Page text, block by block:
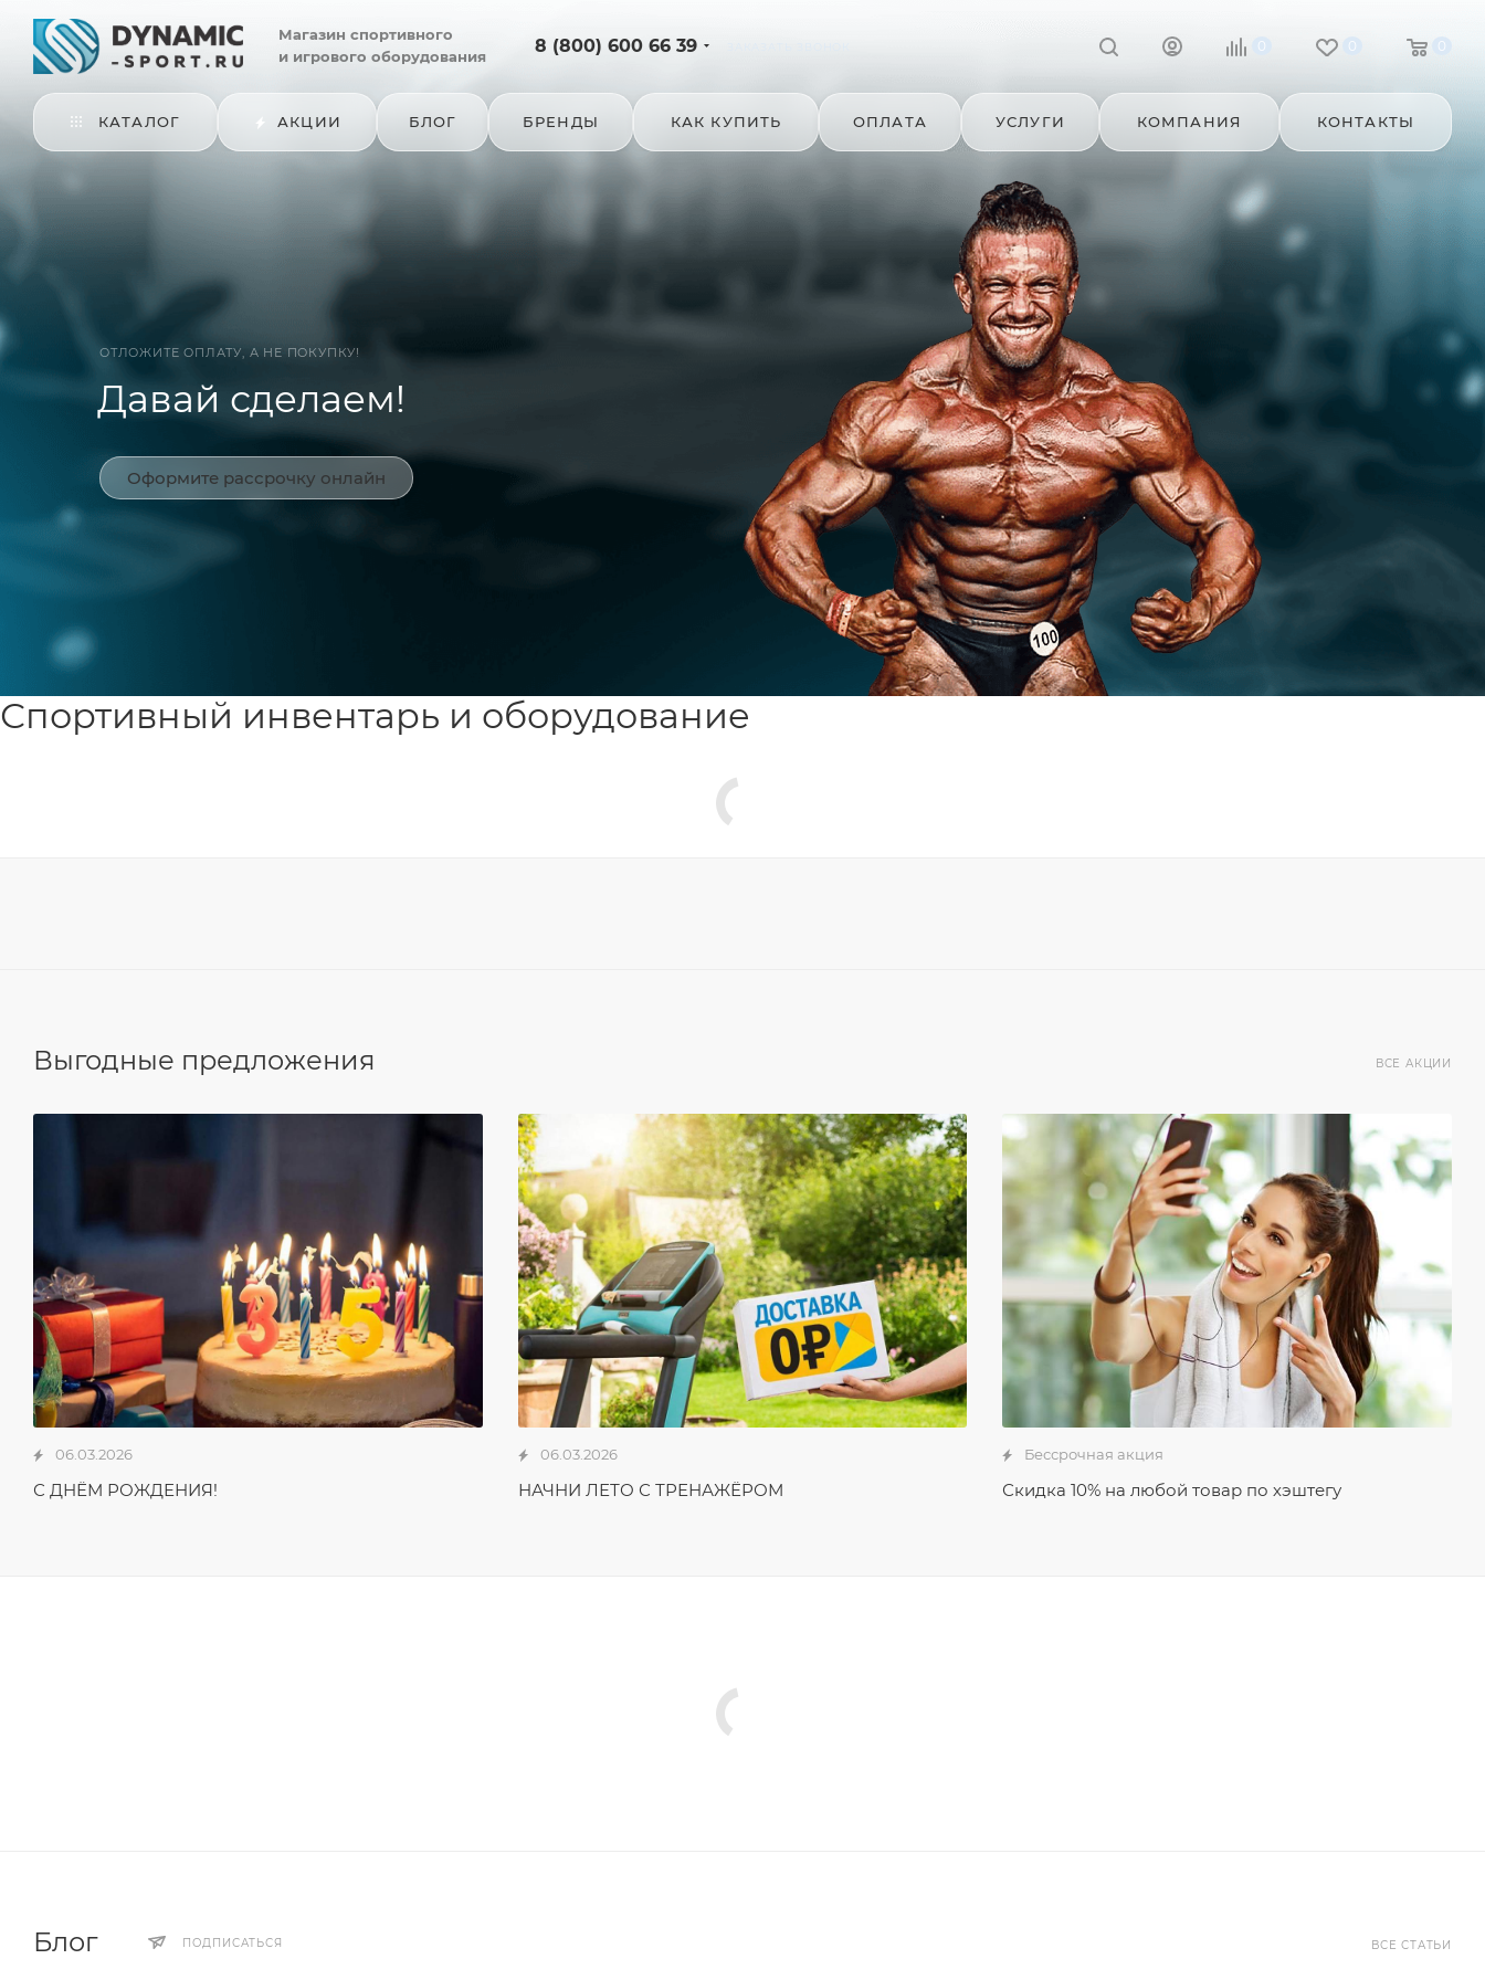
Магазин спортивного
и игрового оборудования
8 (800) 600 66 39 0 0 0
КАТАЛОГ АКЦИИ БЛОГ БРЕНДЫ КАК КУПИТЬ ОПЛАТА УСЛУГИ КОМПАНИЯ КОНТАКТЫ
ОТЛОЖИТЕ ОПЛАТУ, А НЕ ПОКУПКУ!
Давай сделаем!
Оформите рассрочку онлайн
Спортивный инвентарь и оборудование
Выгодные предложения ВСЕ АКЦИИ
06.03.2026
С ДНЁМ РОЖДЕНИЯ!
06.03.2026
НАЧНИ ЛЕТО С ТРЕНАЖЁРОМ
Бессрочная акция
Скидка 10% на любой товар по хэштегу
Блог ПОДПИСАТЬСЯ ВСЕ СТАТЬИ